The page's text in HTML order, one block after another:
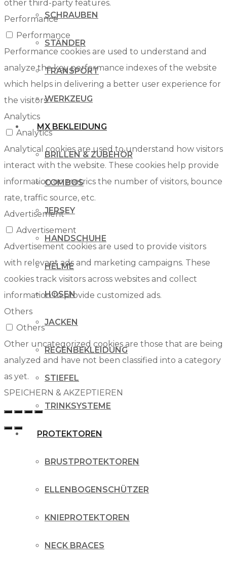
SCHRAUBEN
STÄNDER
TRANSPORT
WERKZEUG
MX BEKLEIDUNG
BRILLEN & ZUBEHÖR
COMBOS
JERSEY
HANDSCHUHE
HELME
HOSEN
JACKEN
REGENBEKLEIDUNG
STIEFEL
TRINKSYSTEME
PROTEKTOREN
BRUSTPROTEKTOREN
ELLENBOGENSCHÜTZER
KNIEPROTEKTOREN
NECK BRACES
other third-party features.
Performance
Performance
Performance cookies are used to understand and
analyze the key performance indexes of the website
which helps in delivering a better user experience for
the visitors.
Analytics
Analytics
Analytical cookies are used to understand how visitors
interact with the website. These cookies help provide
information on metrics the number of visitors, bounce
rate, traffic source, etc.
Advertisement
Advertisement
Advertisement cookies are used to provide visitors
with relevant ads and marketing campaigns. These
cookies track visitors across websites and collect
information to provide customized ads.
Others
Others
Other uncategorized cookies are those that are being
analyzed and have not been classified into a category
as yet.
SPEICHERN & AKZEPTIEREN